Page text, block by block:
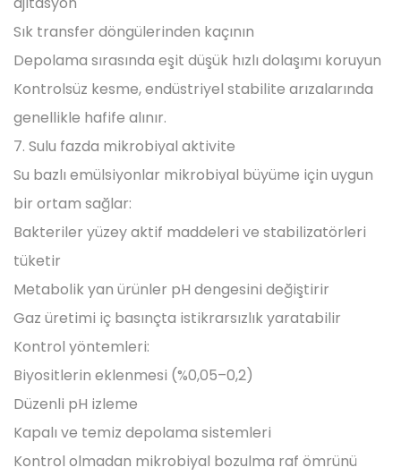
Sık transfer döngülerinden kaçının
Depolama sırasında eşit düşük hızlı dolaşımı koruyun
Kontrolsüz kesme, endüstriyel stabilite arızalarında
genellikle hafife alınır.
7. Sulu fazda mikrobiyal aktivite
Su bazlı emülsiyonlar mikrobiyal büyüme için uygun
bir ortam sağlar:
Bakteriler yüzey aktif maddeleri ve stabilizatörleri
tüketir
Metabolik yan ürünler pH dengesini değiştirir
Gaz üretimi iç basınçta istikrarsızlık yaratabilir
Kontrol yöntemleri:
Biyositlerin eklenmesi (%0,05–0,2)
Düzenli pH izleme
Kapalı ve temiz depolama sistemleri
Kontrol olmadan mikrobiyal bozulma raf ömrünü